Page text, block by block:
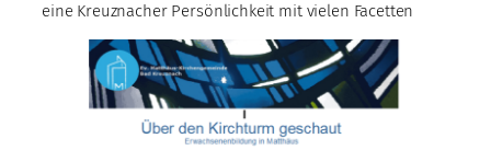
eine Kreuznacher Persönlichkeit mit vielen Facetten